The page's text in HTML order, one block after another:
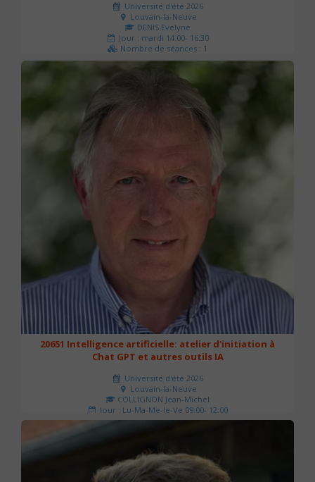
Université d'été 2026
Louvain-la-Neuve
DENIS Evelyne
Jour : mardi 14:00- 16:30
Nombre de séances : 1
60 €
20651 Intelligence artificielle: atelier d'initiation à
Chat GPT et autres outils IA
Université d'été 2026
Louvain-la-Neuve
COLLIGNON Jean-Michel
Jour : Lu-Ma-Me-Je-Ve 09:00- 12:00
Nombre de séances : 2